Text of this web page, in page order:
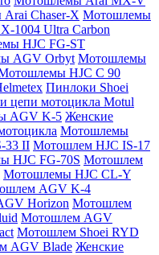
Chaser-X Мотошлемы
1004 Ultra Carbon
HJC FG-ST
AGV Orbyt Мотошлемы
HJC C 90
Пинлоки Shoei
цепи мотоцикла Motul
AGV K-5 Женские
Мотошлемы
33 II Мотошлем HJC IS-17
HJC FG-70S Мотошлем
Мотошлемы HJC CL-Y
AGV K-4
Horizon Мотошлем
Мотошлем AGV
Мотошлем Shoei RYD
AGV Blade Женские